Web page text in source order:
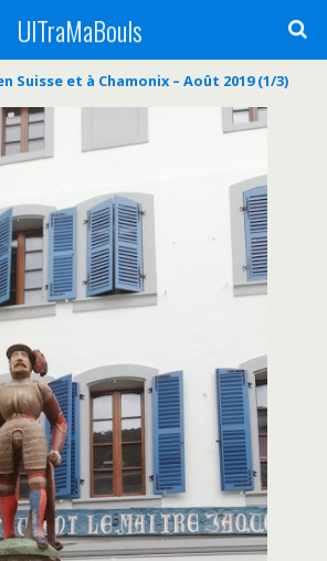
UlTraMaBouls
Suisse et à Chamonix – Août 2019 (1/3)